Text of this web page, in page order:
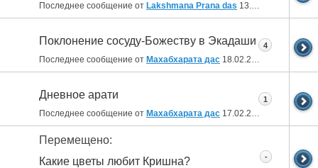
Последнее сообщение от Lakshmana Prana das 13.04.2012 09:48
Поклонение сосуду-Божеству в Экадаши
Последнее сообщение от Махабхарата дас 18.02.2012
4
Дневное арати
Последнее сообщение от Махабхарата дас 17.02.2012
1
Перемещено:
Какие цветы любит Кришна?
-